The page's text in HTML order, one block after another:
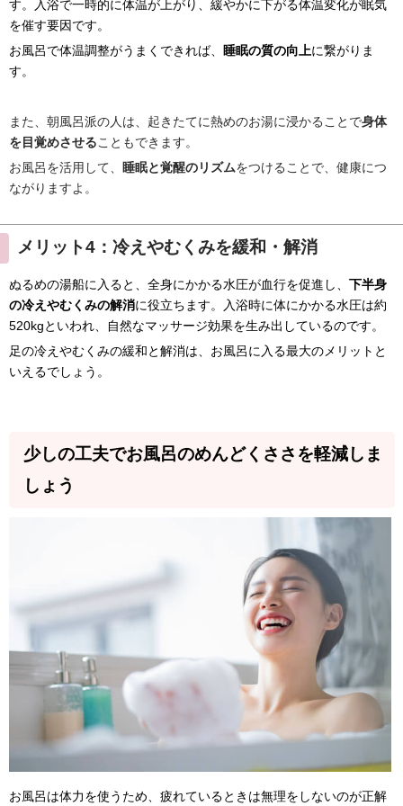
す。入浴で一時的に体温が上がり、緩やかに下がる体温変化が眠気
を催す要因です。
お風呂で体温調整がうまくできれば、
睡眠の質の向上に繋がりま
す。
また、朝風呂派の人は、起きたてに熱めのお湯に浸かることで身体
を目覚めさせることもできます。
お風呂を活用して、
睡眠と覚醒のリズムをつけることで、健康につ
ながりますよ。
メリット4：冷えやむくみを緩和・解消
ぬるめの湯船に入ると、全身にかかる水圧が血行を促進し、 下半身
の冷えやむくみの解消に役立ちます。入浴時に体にかかる水圧は約
520kgといわれ、自然なマッサージ効果を生み出しているのです。
足の冷えやむくみの緩和と解消は、お風呂に入る最大のメリットと
いえるでしょう。
少しの工夫でお風呂のめんどくささを軽減しま
しょう
お風呂は体力を使うため、疲れているときは無理をしないのが正解